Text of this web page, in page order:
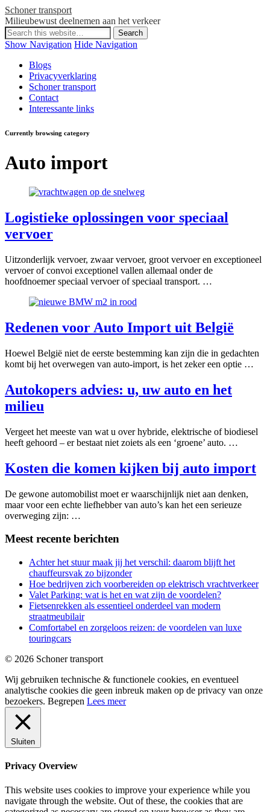
Schoner transport
Milieubewust deelnemen aan het verkeer
Show Navigation Hide Navigation
Blogs
Privacyverklaring
Schoner transport
Contact
Interessante links
Currently browsing category
Auto import
Logistieke oplossingen voor speciaal
vervoer
Uitzonderlijk vervoer, zwaar vervoer, groot vervoer en exceptioneel
vervoer of convoi exceptionel vallen allemaal onder de
hoofdnoemer speciaal vervoer of speciaal transport. …
Redenen voor Auto Import uit België
Hoewel België niet de eerste bestemming kan zijn die in gedachten
komt bij het overwegen van auto-import, is het zeker een optie …
Autokopers advies: u, uw auto en het
milieu
Vergeet het meeste van wat u over hybride, elektrische of biodiesel
heeft gehoord – er bestaat niet zoiets als een ‘groene’ auto. …
Kosten die komen kijken bij auto import
De gewone automobilist moet er waarschijnlijk niet aan denken,
maar voor een echte liefhebber van auto’s kan het een serieuze
overweging zijn: …
Meest recente berichten
Achter het stuur maak jij het verschil: daarom blijft het
chauffeursvak zo bijzonder
Hoe bedrijven zich voorbereiden op elektrisch vrachtverkeer
Valet Parking: wat is het en wat zijn de voordelen?
Fietsenrekken als essentieel onderdeel van modern
straatmeubilair
Comfortabel en zorgeloos reizen: de voordelen van luxe
touringcars
© 2026 Schoner transport
Wij gebruiken technische & functionele cookies, en eventueel
analytische cookies die geen inbreuk maken op de privacy van onze
bezoekers. Begrepen Lees meer
Sluiten
Privacy Overview
This website uses cookies to improve your experience while you
navigate through the website. Out of these, the cookies that are